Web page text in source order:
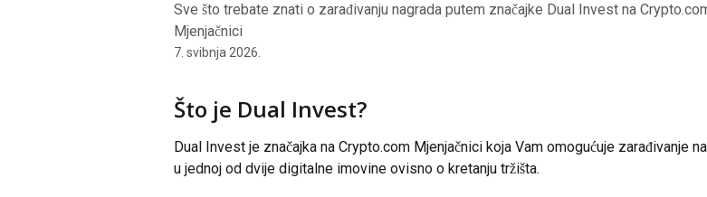
Sve što trebate znati o zarađivanju nagrada putem značajke Dual Invest na
Mjenjačnici
7. svibnja 2026.
Što je Dual Invest?
Dual Invest je značajka na Crypto.com Mjenjačnici koja Vam omogućuje zarađivanje
u jednoj od dvije digitalne imovine ovisno o kretanju tržišta.